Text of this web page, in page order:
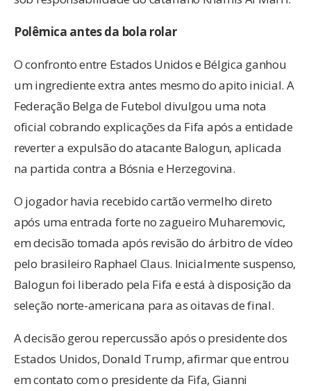
Polêmica antes da bola rolar
O confronto entre Estados Unidos e Bélgica ganhou
um ingrediente extra antes mesmo do apito inicial. A
Federação Belga de Futebol divulgou uma nota
oficial cobrando explicações da Fifa após a entidade
reverter a expulsão do atacante Balogun, aplicada
na partida contra a Bósnia e Herzegovina.
O jogador havia recebido cartão vermelho direto
após uma entrada forte no zagueiro Muharemovic,
em decisão tomada após revisão do árbitro de vídeo
pelo brasileiro Raphael Claus. Inicialmente suspenso,
Balogun foi liberado pela Fifa e está à disposição da
seleção norte-americana para as oitavas de final.
A decisão gerou repercussão após o presidente dos
Estados Unidos, Donald Trump, afirmar que entrou
em contato com o presidente da Fifa, Gianni